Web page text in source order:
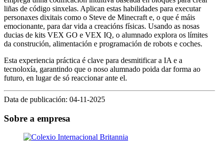
liñas de código sinxelas. Aplican estas habilidades para executar
personaxes dixitais como o Steve de Minecraft e, o que é máis
emocionante, para dar vida a creacións físicas. Usando as nosas
ducias de kits VEX GO e VEX IQ, o alumnado explora os límites
da construción, alimentación e programación de robots e coches.
Esta experiencia práctica é clave para desmitificar a IA e a
tecnoloxía, garantindo que o noso alumnado poida dar forma ao
futuro, en lugar de só reaccionar ante el.
Data de publicación: 04-11-2025
Sobre a empresa